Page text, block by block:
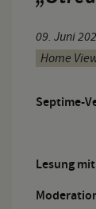
09. Juni
Home
Septime-
Lesung